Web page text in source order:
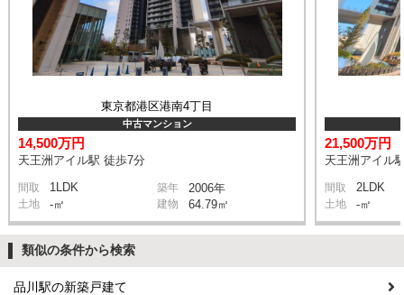
東京都港区港南4丁目
中古マンション
14,500万円
天王洲アイル駅 徒歩7分
間取 1LDK 築年 2006年
土地 -㎡ 建物 64.79㎡
21,500万円
天王洲アイル
間取 2LDK
土地 -㎡
類似の条件から検索
品川駅の新築戸建て